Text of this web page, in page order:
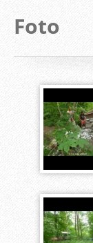
Foto